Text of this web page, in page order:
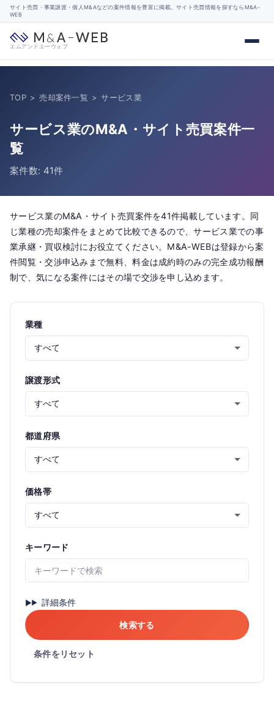
サイト売買・事業譲渡・個人M&Aなどの案件情報を豊富に掲載。サイト売買情報を探すならM&A-
WEB
エムアンドエーウェブ
TOP > 売却案件一覧 > サービス業
サービス業のM&A・サイト売買案件一
覧
案件数: 41件
サービス業のM&A・サイト売買案件を41件掲載しています。同
じ業種の売却案件をまとめて比較できるので、サービス業での事
業承継・買収検討にお役立てください。M&A-WEBは登録から案
件閲覧・交渉申込みまで無料、料金は成約時のみの完全成功報酬
制で、気になる案件にはその場で交渉を申し込めます。
業種
譲渡形式
都道府県
価格帯
キーワード
詳細条件
検索する
条件をリセット